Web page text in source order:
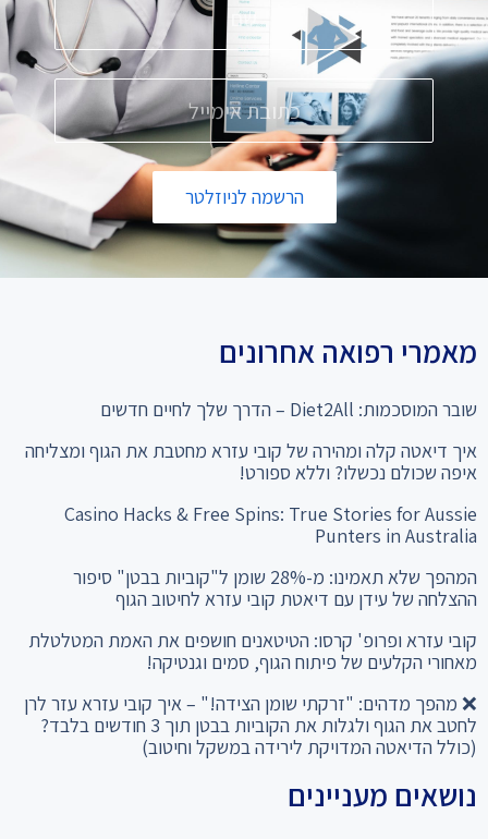
הרשמה לניוזלטר
מאמרי רפואה אחרונים
שובר המוסכמות: Diet2All – הדרך שלך לחיים חדשים
איך דיאטה קלה ומהירה של קובי עזרא מחטבת את הגוף ומצליחה
איפה שכולם נכשלו? וללא ספורט!
Casino Hacks & Free Spins: True Stories for Aussie
Punters in Australia
המהפך שלא תאמינו: מ-28% שומן ל"קוביות בבטן" סיפור
ההצלחה של עידן עם דיאטת קובי עזרא לחיטוב הגוף
קובי עזרא ופרופ' קרסו: הטיטאנים חושפים את האמת המטלטלת
מאחורי הקלעים של פיתוח הגוף, סמים וגנטיקה!
❌ מהפך מדהים: "זרקתי שומן הצידה!" – איך קובי עזרא עזר לרן
לחטב את הגוף ולגלות את הקוביות בבטן תוך 3 חודשים בלבד?
(כולל הדיאטה המדויקת לירידה במשקל וחיטוב)
נושאים מעניינים